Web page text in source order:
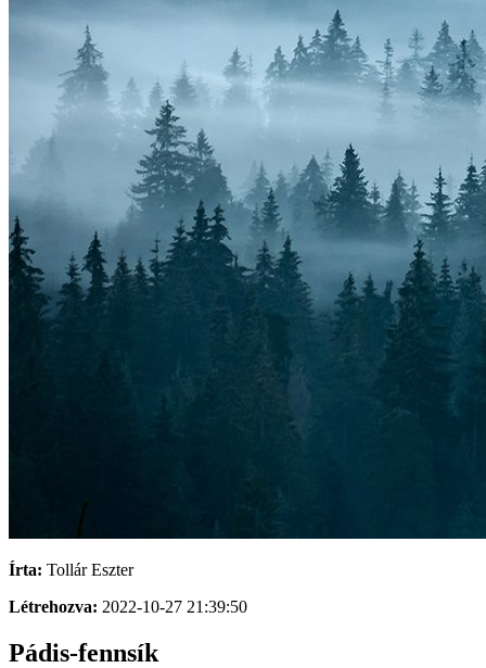
Írta: Tollár Eszter
Létrehozva: 2022-10-27 21:39:50
Pádis-fennsík